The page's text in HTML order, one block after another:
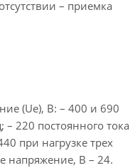
– приемка
(Ue), В: – 400 и 690
– 220 постоянного тока
при нагрузке трех
напряжение, В – 24.